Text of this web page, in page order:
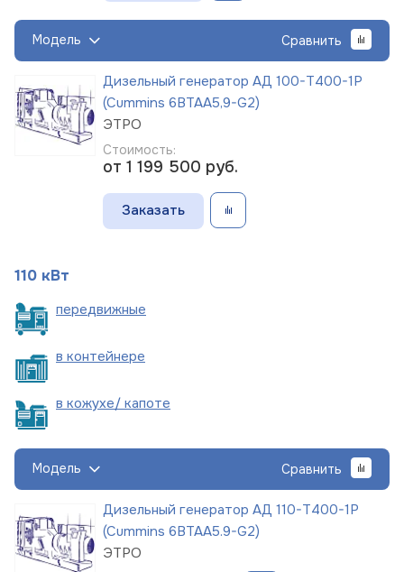
Модель Сравнить
Дизельный генератор АД 100-Т400-1Р
(Cummins 6BTAA5,9-G2)
ЭТРО
Стоимость:
от 1 199 500 руб.
Заказать
110 кВт
передвижные
в контейнере
в кожухе/ капоте
Модель Сравнить
Дизельный генератор АД 110-Т400-1Р
(Cummins 6BTAA5.9-G2)
ЭТРО